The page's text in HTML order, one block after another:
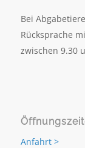
Bei
Rücksprache
zwischen 9.30
Anfahrt >